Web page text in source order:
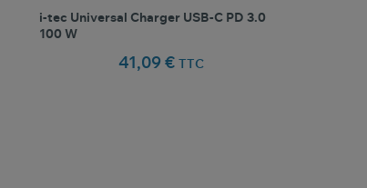
i-tec Universal Charger USB-C PD 3.0
100 W
41,09 €TTC